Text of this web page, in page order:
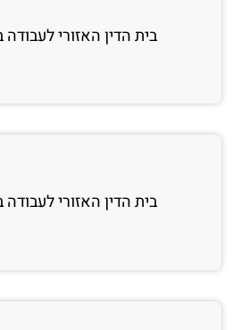
בית הדין האזורי לעבודה
בית הדין האזורי